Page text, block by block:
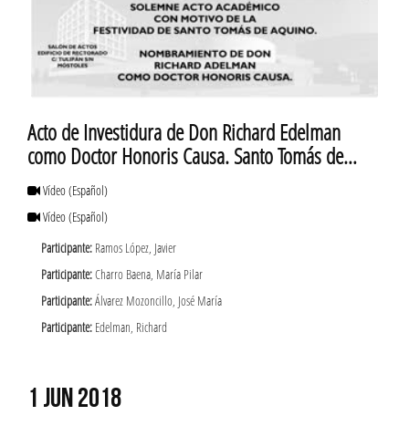
Acto de Investidura de Don Richard Edelman
como Doctor Honoris Causa. Santo Tomás de
Aquino
Vídeo(Español)
Vídeo(Español)
Participante: Ramos López, Javier
Participante:Charro Baena, María Pilar
Participante:Álvarez Mozoncillo, José María
Participante: Edelman, Richard
1 JUN 2018